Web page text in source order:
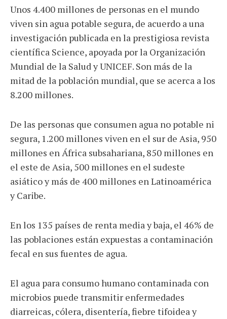
Unos 4.400 millones de personas en el mundo
viven sin agua potable segura, de acuerdo a una
investigación publicada en la prestigiosa revista
científica Science, apoyada por la Organización
Mundial de la Salud y UNICEF. Son más de la
mitad de la población mundial, que se acerca a los
8.200 millones.
De las personas que consumen agua no potable ni
segura, 1.200 millones viven en el sur de Asia, 950
millones en África subsahariana, 850 millones en
el este de Asia, 500 millones en el sudeste
asiático y más de 400 millones en Latinoamérica
y Caribe.
En los 135 países de renta media y baja, el 46% de
las poblaciones están expuestas a contaminación
fecal en sus fuentes de agua.
El agua para consumo humano contaminada con
microbios puede transmitir enfermedades
diarreicas, cólera, disentería, fiebre tifoidea y